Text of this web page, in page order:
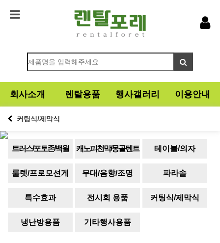
회사소개 렌탈용품 행사갤러리 이용안내
커팅식/제막식
트러스/포토존/백월 캐노피천막/몽골텐트 테이블/의자
룰렛/프로모션게
임기
무대/음향/조명 파라솔
특수효과 전시회 용품 커팅식/제막식
냉난방용품 기타행사용품